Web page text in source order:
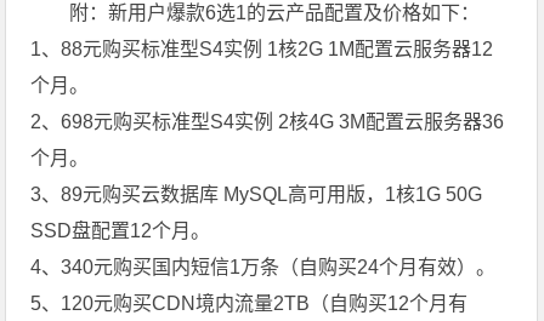
附：新用户爆款6选1的云产品配置及价格如下：
1、88元购买标准型S4实例 1核2G 1M配置云服务器12
个月。
2、698元购买标准型S4实例 2核4G 3M配置云服务器36
个月。
3、89元购买云数据库 MySQL高可用版，1核1G 50G
SSD盘配置12个月。
4、340元购买国内短信1万条（自购买24个月有效）。
5、120元购买CDN境内流量2TB（自购买12个月有